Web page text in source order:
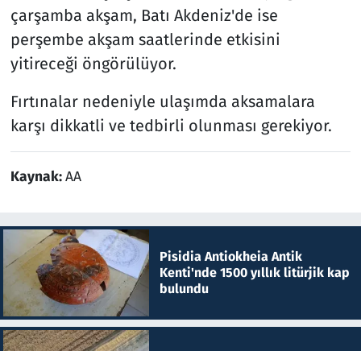
çarşamba akşam, Batı Akdeniz'de ise
perşembe akşam saatlerinde etkisini
yitireceği öngörülüyor.
Fırtınalar nedeniyle ulaşımda aksamalara
karşı dikkatli ve tedbirli olunması gerekiyor.
Kaynak:AA
Pisidia Antiokheia Antik
Kenti'nde 1500 yıllık litürjik kap
bulundu